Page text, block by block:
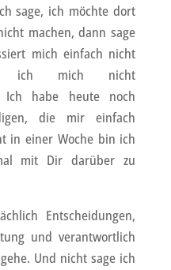
sage, ich möchte dort
machen, dann sage
mich einfach nicht
ich mich nicht
Ich habe heute noch
die mir einfach
in einer Woche bin ich
mit Dir darüber zu
Entscheidungen,
und verantwortlich
Und nicht sage ich